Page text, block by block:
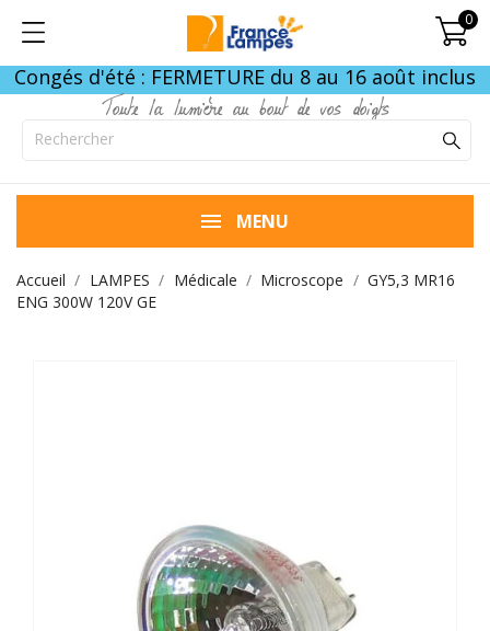
0
Congés d'été : FERMETURE du 8 au 16 août inclus
Toute la lumière au bout de vos doigts
MENU
Accueil LAMPES Médicale Microscope
GY5,3 MR16
ENG 300W 120V GE